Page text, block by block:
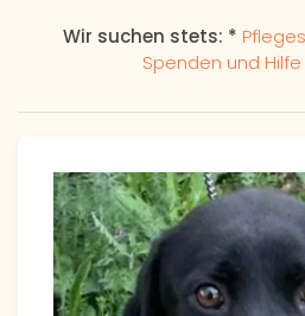
Wir suchen stets: *
Spenden und Hilfe